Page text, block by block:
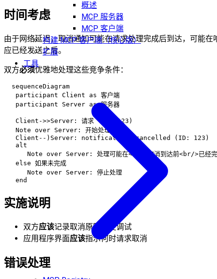
概述
MCP 服务器
MCP 客户端
构建 MCP 客户端（核心版）
扩展
工具
时间考虑
由于网络延迟，取消通知可能在请求处理完成后到达，可能在
应已经发送之后。
双方必须优雅地处理这些竞争条件：
  sequenceDiagram
   participant Client as 客户端
   participant Server as 服务器
   Client->>Server: 请求 (ID: 123)
   Note over Server: 开始处理
   Client--)Server: notifications/cancelled (ID: 123)
   alt
Note over Server: 处理可能在<br/>取消到达前<br/>已经
   else 如果未完成
      Note over Server: 停止处理
实施说明
双方应该记录取消原因以便调试
应用程序界面应该指示何时请求取消
错误处理